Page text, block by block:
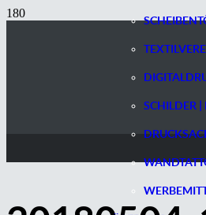
SCHILDER |